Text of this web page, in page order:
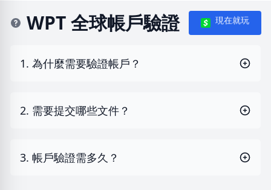
WPT 全球帳戶驗證 現在就玩
1. 為什麼需要驗證帳戶？
2. 需要提交哪些文件？
3. 帳戶驗證需多久？